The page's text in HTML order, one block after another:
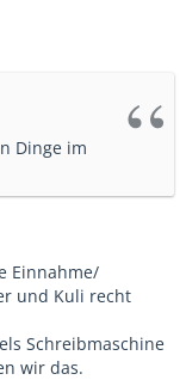
Dinge im
Einnahme/
und Kuli recht
Schreibmaschine
wir das.